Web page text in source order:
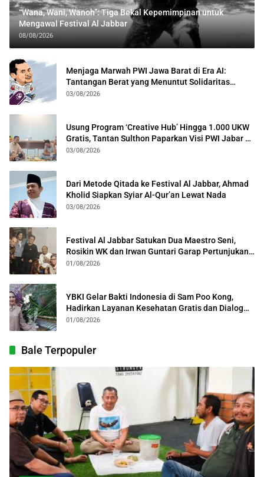
“Wana, Wani, Wanoh”: Tiga Bekal Kepemimpinan untuk
Mengawal Festival Al Jabbar
08/08/2026
Menjaga Marwah PWI Jawa Barat di Era AI:
Tantangan Berat yang Menuntut Solidaritas
Lintas Generasi
03/08/2026
Usung Program ‘Creative Hub’ Hingga 1.000 UKW
Gratis, Tantan Sulthon Paparkan Visi PWI Jabar di
Kota Bogor
03/08/2026
Dari Metode Qitada ke Festival Al Jabbar, Ahmad
Kholid Siapkan Syiar Al-Qur’an Lewat Nada
03/08/2026
Festival Al Jabbar Satukan Dua Maestro Seni,
Rosikin WK dan Irwan Guntari Garap Pertunjukan
Kolosal
01/08/2026
YBKI Gelar Bakti Indonesia di Sam Poo Kong,
Hadirkan Layanan Kesehatan Gratis dan Dialog
Kebangsaan
01/08/2026
Bale Terpopuler